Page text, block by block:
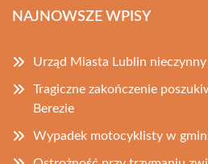
NAJNOWSZE WPISY
Urząd Miasta Lublin
Tragiczne zakończenie
Berezie
Wypadek motocyklisty w